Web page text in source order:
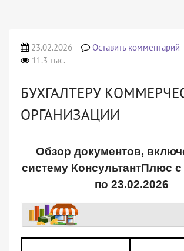
23.02.2026 Оставить комментарий
11.3 тыс.
БУХГАЛТЕРУ
ОРГАНИЗАЦИИ
Обзор документов,
систему КонсультантПлюс с
по 23.02.2026